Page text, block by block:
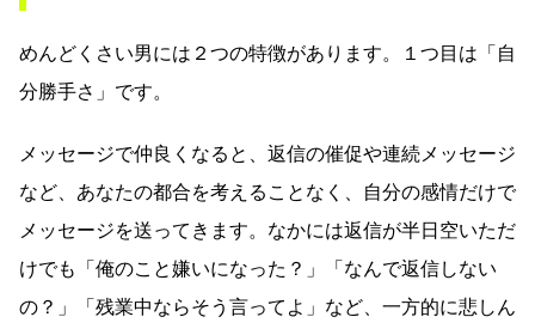
めんどくさい男には２つの特徴があります。１つ目は「自
分勝手さ」です。
メッセージで仲良くなると、返信の催促や連続メッセージ
など、あなたの都合を考えることなく、自分の感情だけで
メッセージを送ってきます。なかには返信が半日空いただ
けでも「俺のこと嫌いになった？」「なんで返信しない
の？」「残業中ならそう言ってよ」など、一方的に悲しん